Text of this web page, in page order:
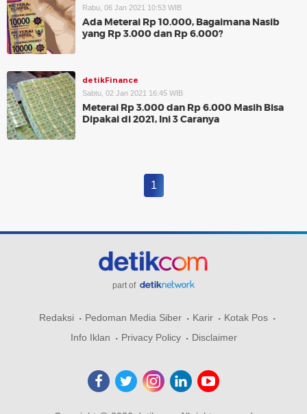
Rabu, 06 Jan 2021 10:53 WIB
Ada Meterai Rp 10.000, Bagaimana Nasib
yang Rp 3.000 dan Rp 6.000?
detikFinance
Sabtu, 02 Jan 2021 16:45 WIB
Meterai Rp 3.000 dan Rp 6.000 Masih Bisa
Dipakai di 2021, Ini 3 Caranya
1
part of
Redaksi Pedoman Media Siber Karir
Kotak Pos
Info Iklan
Privacy Policy Disclaimer